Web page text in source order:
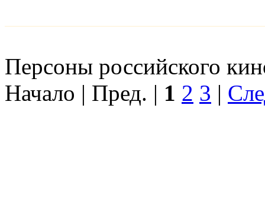
Персоны российского
Начало | Пред. | 1 2 3 |